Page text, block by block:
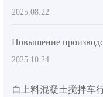
2025.08.22
2025.10.24